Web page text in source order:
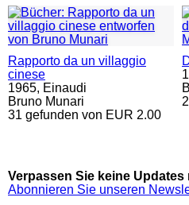
Rapporto da un villaggio
cinese
1965, Einaudi
Bruno Munari
31 gefunden von EUR 2.00
Verpassen Sie keine Updates
Abonnieren Sie unseren